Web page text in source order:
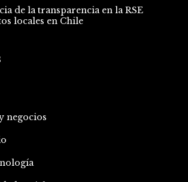
de la transparencia en la RSE
locales en Chile
negocios